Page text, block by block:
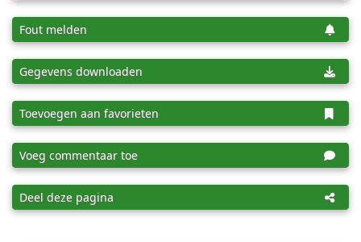
Fout melden
Gegevens downloaden
Toevoegen aan favorieten
Voeg commentaar toe
Deel deze pagina